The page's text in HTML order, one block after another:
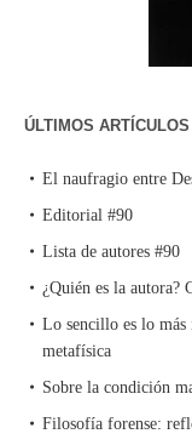
ÚLTIMOS ARTÍCULOS
El naufragio entre
Editorial #90
Lista de autores #90
¿Quién es la autora?
Lo sencillo es lo
metafísica
Sobre la condición
Filosofía forense: